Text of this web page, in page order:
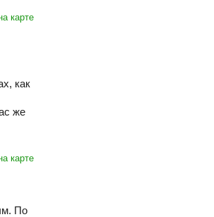
карте
как
же
карте
По